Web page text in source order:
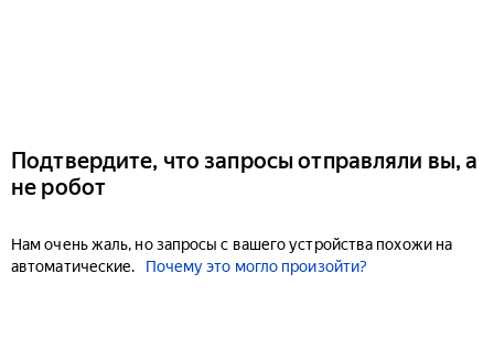
Подтвердите, что запросы отправляли вы, а
не робот
Нам очень жаль, но запросы с вашего устройства похожи на
автоматические.
Почему это могло произойти?